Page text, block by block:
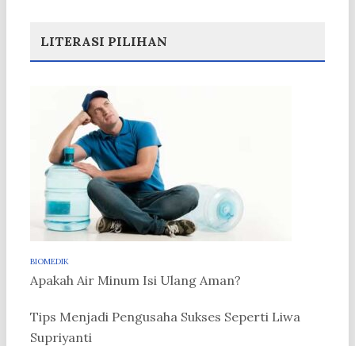
LITERASI PILIHAN
BIOMEDIK
Apakah Air Minum Isi Ulang Aman?
Tips Menjadi Pengusaha Sukses Seperti Liwa
Supriyanti